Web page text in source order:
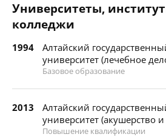
Университеты,
колледжи
1994
Алтайский
университет (лечебное
Базовое образование
2013
Алтайский
университет (акушерство
Повышение квалификации